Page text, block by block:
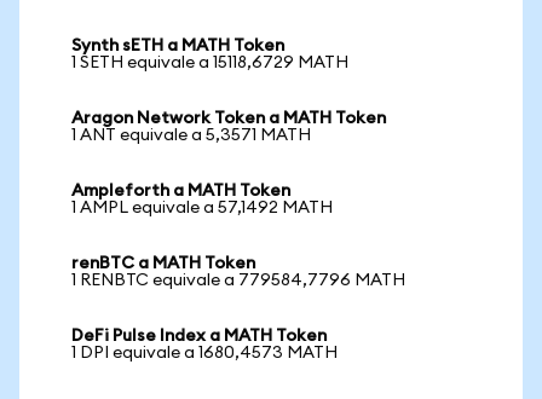
Synth sETH a MATH Token
1 SETH equivale a 15118,6729 MATH
Aragon Network Token a MATH Token
1 ANT equivale a 5,3571 MATH
Ampleforth a MATH Token
1 AMPL equivale a 57,1492 MATH
renBTC a MATH Token
1 RENBTC equivale a 779584,7796 MATH
DeFi Pulse Index a MATH Token
1 DPI equivale a 1680,4573 MATH